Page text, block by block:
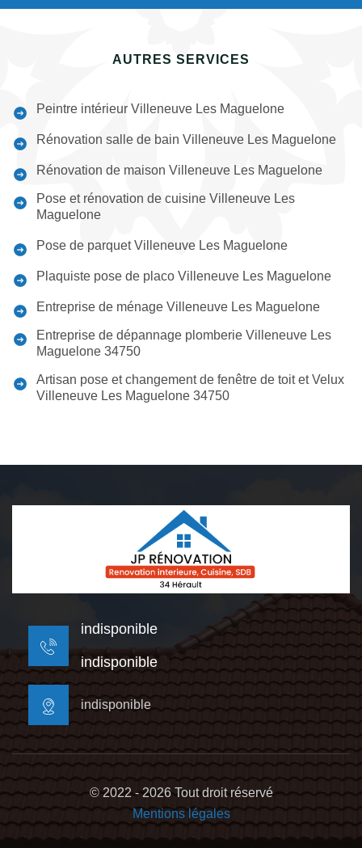
AUTRES SERVICES
Peintre intérieur Villeneuve Les Maguelone
Rénovation salle de bain Villeneuve Les Maguelone
Rénovation de maison Villeneuve Les Maguelone
Pose et rénovation de cuisine Villeneuve Les
Maguelone
Pose de parquet Villeneuve Les Maguelone
Plaquiste pose de placo Villeneuve Les Maguelone
Entreprise de ménage Villeneuve Les Maguelone
Entreprise de dépannage plomberie Villeneuve Les
Maguelone 34750
Artisan pose et changement de fenêtre de toit et Velux
Villeneuve Les Maguelone 34750
indisponible
indisponible
indisponible
© 2022 - 2026 Tout droit réservé
Mentions légales